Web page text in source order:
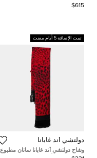
سيسيلي فون جلد ثلاثي الألوان
$615
تمت الإضافة 5 أيام مضت
دولتشي أند غابانا
وشاح دولتشي أند غابانا ساتان مطبوع
بنقشة النمر الأحمر مع شراشيب